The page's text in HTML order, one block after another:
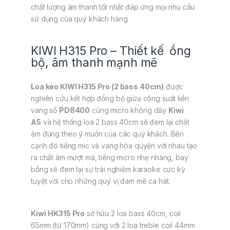
chất lượng âm thanh tốt nhất đáp ứng mọi nhu cầu
sử dụng của quý khách hàng
KIWI H315 Pro – Thiết kế ồng
bộ, âm thanh mạnh mẽ
Loa kéo KIWI H315 Pro (2 bass 40cm) được
nghiên cứu kết hợp đồng bộ giữa công suất liền
vang số PD8400 cùng micro không dây Kiwi
A5 và hệ thống loa 2 bass 40cm sẽ đem lại chất
âm đúng theo ý muốn của các quý khách. Bên
cạnh đó tiếng mic và vang hòa quyện với nhau tạo
ra chất âm mượt mà, tiếng micro nhẹ nhàng, bay
bổng sẽ đem lại sự trải nghiệm karaoke cực kỳ
tuyệt vời cho những quý vị đam mê ca hát.
Kiwi HK315 Pro sở hữu 2 loa bass 40cm, coil
65mm (từ 170mm) cùng với 2 loa treble coil 44mm